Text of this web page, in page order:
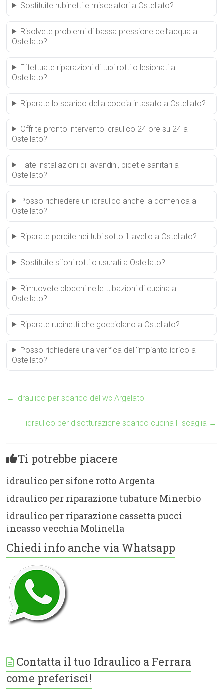
Sostituite rubinetti e miscelatori a Ostellato?
Risolvete problemi di bassa pressione dell’acqua a
Ostellato?
Effettuate riparazioni di tubi rotti o lesionati a
Ostellato?
Riparate lo scarico della doccia intasato a Ostellato?
Offrite pronto intervento idraulico 24 ore su 24 a
Ostellato?
Fate installazioni di lavandini, bidet e sanitari a
Ostellato?
Posso richiedere un idraulico anche la domenica a
Ostellato?
Riparate perdite nei tubi sotto il lavello a Ostellato?
Sostituite sifoni rotti o usurati a Ostellato?
Rimuovete blocchi nelle tubazioni di cucina a
Ostellato?
Riparate rubinetti che gocciolano a Ostellato?
Posso richiedere una verifica dell’impianto idrico a
Ostellato?
← idraulico per scarico del wc Argelato
idraulico per disotturazione scarico cucina Fiscaglia →
Ti potrebbe piacere
idraulico per sifone rotto Argenta
idraulico per riparazione tubature Minerbio
idraulico per riparazione cassetta pucci
incasso vecchia Molinella
Chiedi info anche via Whatsapp
Contatta il tuo Idraulico a Ferrara
come preferisci!